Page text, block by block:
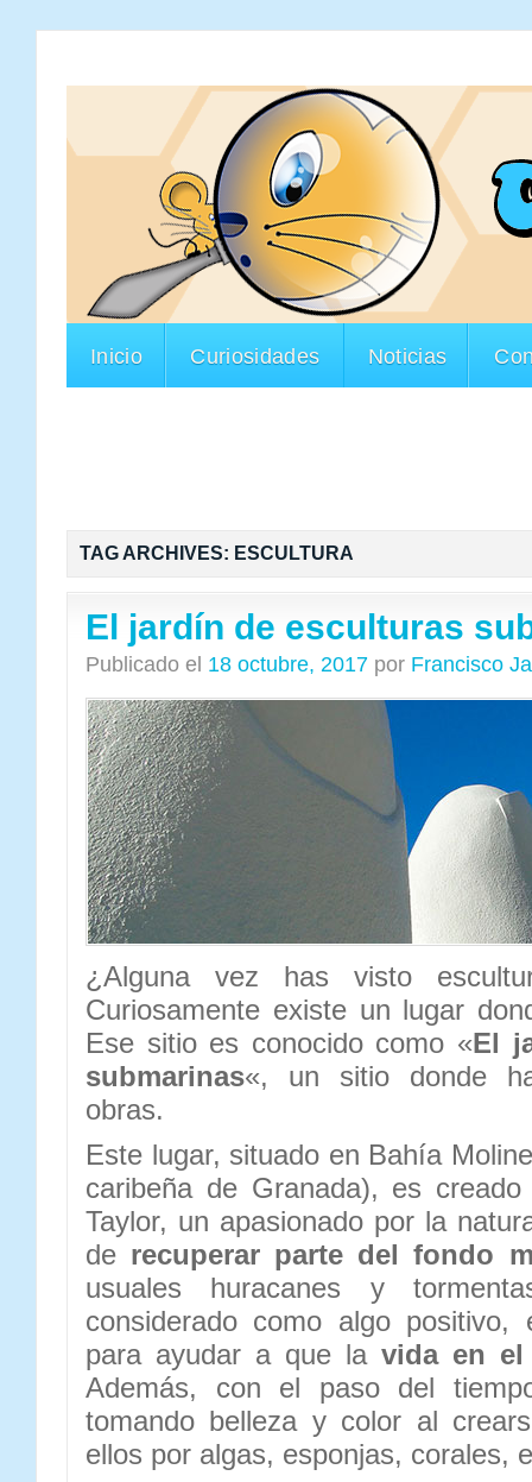
Inicio Curiosidades Noticias
TAG ARCHIVES: ESCULTURA
El jardín de esculturas
Publicado el 18 octubre, 2017 por Francisco
¿Alguna vez has visto
Curiosamente existe un lugar
Ese sitio es conocido como «El
submarinas«, un sitio donde
obras.
Este lugar, situado en Bahía
caribeña de Granada), es
Taylor, un apasionado por la
de recuperar parte del fondo
usuales huracanes y
considerado como algo
para ayudar a que lavida en el
Además, con el paso del
tomando belleza y color al
ellos por algas, esponjas, corales,